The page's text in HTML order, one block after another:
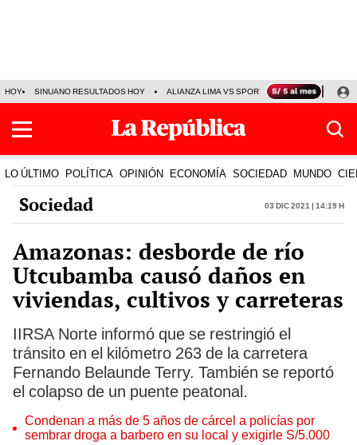
HOY SINUANO RESULTADOS HOY ALIANZA LIMA VS SPORT BOYS JORGE
LO ÚLTIMO POLÍTICA OPINIÓN ECONOMÍA SOCIEDAD MUNDO
Sociedad 03 Dic 2021 | 14:19 h
Amazonas: desborde de río
Utcubamba causó daños en
viviendas, cultivos y carreteras
IIRSA Norte informó que se restringió el
tránsito en el kilómetro 263 de la carretera
Fernando Belaunde Terry. También se reportó
el colapso de un puente peatonal.
Condenan a más de 5 años de cárcel a policías por
sembrar droga a barbero en su local y exigirle S/5.000